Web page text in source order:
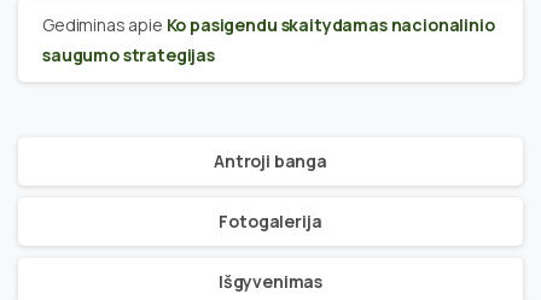
Gediminas apie Ko pasigendu skaitydamas nacionalinio
saugumo strategijas
Antroji banga
Fotogalerija
Išgyvenimas